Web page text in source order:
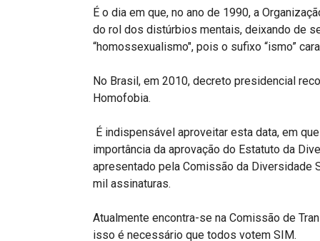
IBDFAM EducacionalÉ o dia em que, no ano de 1990, a
do rol dos distúrbios mentais, deixando de
“homossexualismo", pois o sufixo “ismo”
No Brasil, em 2010, decreto presidencial
Homofobia.
É indispensável aproveitar esta data, em
importância da aprovação do Estatuto da
apresentado pela Comissão da Diversidade
mil assinaturas.
Atualmente encontra-se na Comissão de
isso é necessário que todos votem SIM.